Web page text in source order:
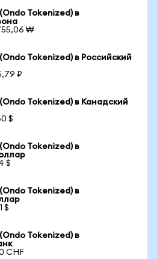
Tokenized) в
₩
Tokenized) в Российский
₽
Tokenized) в Канадский
$
Tokenized) в
$
Tokenized) в
$
Tokenized) в
CHF